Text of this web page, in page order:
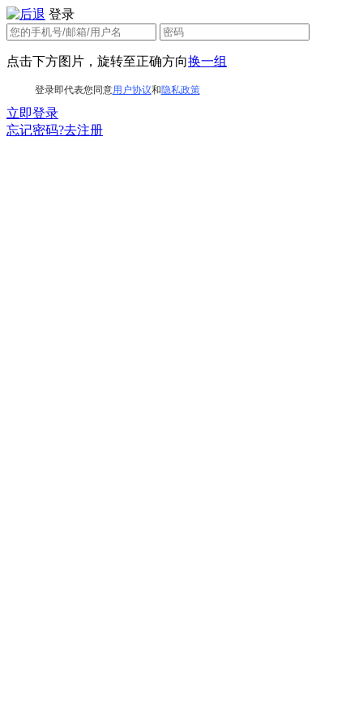
登录
点击下方图片，旋转至正确方向换一组
登录即代表您同意用户协议和隐私政策
立即登录
忘记密码?去注册